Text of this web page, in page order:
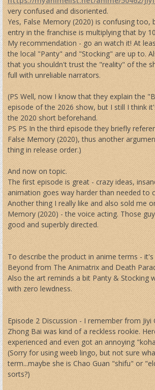
very confused and disoriented.
Yes, False Memory (2020) is confusing too,
entry in the franchise is multiplying that by
My recommendation - go an watch it! At
the local "Panty" and "Stocking" are up to.
that you shouldn't trust the "reality" of the
full with unreliable narrators.
(PS Well, now I know that they explain the
episode of the 2026 show, but I still I think
the 2020 short beforehand.
PS PS In the third episode they briefly
False Memory (2020), thus another
thing in release order.)
And now on topic.
The first episode is great - crazy ideas,
animation goes way harder than needed to
Another thing I really like and also sold me
Memory (2020) - the voice acting. Those
good and superbly directed.
To describe the product in anime terms -
Beyond from The Animatrix and Death
Also the art reminds a bit Panty & Stocking
with zero lewdness.
Episode 2 Discussion - I remember from Jiyi
Zhong Bai was kind of a reckless rookie.
experienced and even got an annoying
(Sorry for using weeb lingo, but not sure
term...maybe she is Chao Guan "shifu" or
sorts?)